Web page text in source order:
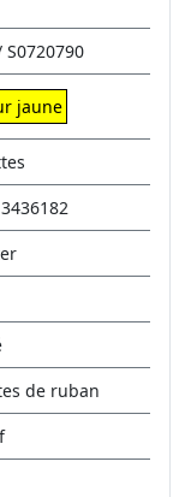
S0720790
jaune
de ruban